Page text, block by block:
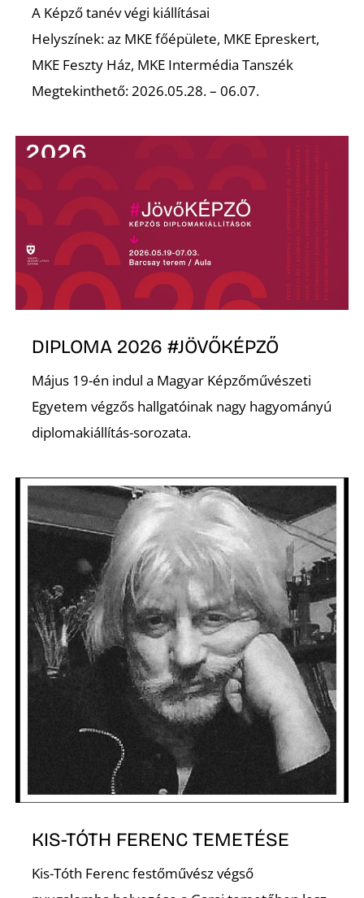
A Képző tanév végi kiállításai
Helyszínek: az MKE főépülete, MKE Epreskert,
MKE Feszty Ház, MKE Intermédia Tanszék
Megtekinthető: 2026.05.28. – 06.07.
DIPLOMA 2026 #JÖVŐKÉPZŐ
Május 19-én indul a Magyar Képzőművészeti
Egyetem végzős hallgatóinak nagy hagyományú
diplomakiállítás-sorozata.
KIS-TÓTH FERENC TEMETÉSE
Kis-Tóth Ferenc festőművész végső